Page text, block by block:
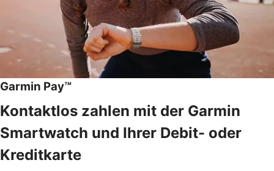
Garmin Pay™
Kontaktlos zahlen mit der Garmin
Smartwatch und Ihrer Debit- oder
Kreditkarte